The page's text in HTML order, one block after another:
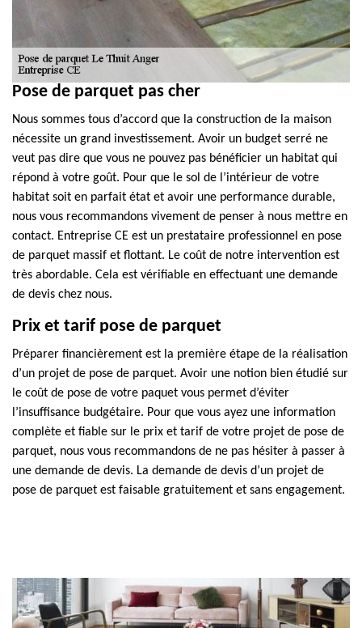
Pose de parquet pas cher
Nous sommes tous d’accord que la construction de la maison
nécessite un grand investissement. Avoir un budget serré ne
veut pas dire que vous ne pouvez pas bénéficier un habitat qui
répond à votre goût. Pour que le sol de l’intérieur de votre
habitat soit en parfait état et avoir une performance durable,
nous vous recommandons vivement de penser à nous mettre en
contact. Entreprise CE est un prestataire professionnel en pose
de parquet massif et flottant. Le coût de notre intervention est
très abordable. Cela est vérifiable en effectuant une demande
de devis chez nous.
Prix et tarif pose de parquet
Préparer financièrement est la première étape de la réalisation
d’un projet de pose de parquet. Avoir une notion bien étudié sur
le coût de pose de votre paquet vous permet d’éviter
l’insuffisance budgétaire. Pour que vous ayez une information
complète et fiable sur le prix et tarif de votre projet de pose de
parquet, nous vous recommandons de ne pas hésiter à passer à
une demande de devis. La demande de devis d’un projet de
pose de parquet est faisable gratuitement et sans engagement.